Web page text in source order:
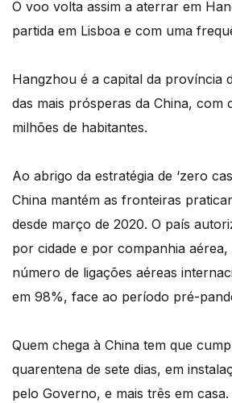
O voo volta assim a aterrar em
partida em Lisboa e com uma
Hangzhou é a capital da província
das mais prósperas da China, com
milhões de habitantes.
Ao abrigo da estratégia de ‘zero
China mantém as fronteiras
desde março de 2020. O país
por cidade e por companhia
número de ligações aéreas
em 98%, face ao período pré-
Quem chega à China tem que
quarentena de sete dias, em
pelo Governo, e mais três em casa.